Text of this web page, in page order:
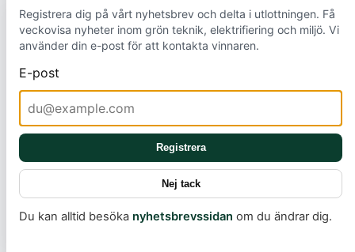
Mest lästa
Det här missar nästan alla i debatten om
elbilsbränder
Volvo förbereder nästa elbil: Vad betyder
EX50-ansökan?
Kinesiska elbilar tar över Europa – Din
nästa bil kan vara härifrån
Registrera dig på vårt nyhetsbrev och delta i utlottningen. Få
veckovisa nyheter inom grön teknik, elektrifiering och miljö. Vi
använder din e-post för att kontakta vinnaren.
E-post
Registrera
Nej tack
Du kan alltid besöka nyhetsbrevssidan om du ändrar dig.